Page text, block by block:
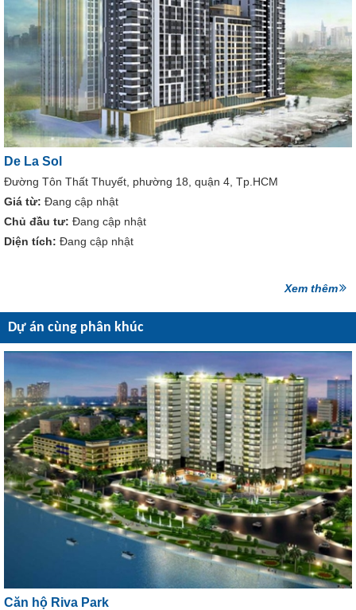
De La Sol
Đường Tôn Thất Thuyết, phường 18, quận 4, Tp.HCM
Giá từ: Đang cập nhật
Chủ đầu tư: Đang cập nhật
Diện tích: Đang cập nhật
Xem thêm
Dự án cùng phân khúc
Căn hộ Riva Park